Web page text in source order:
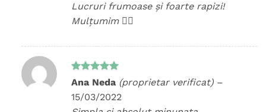
Lucruri frumoase și foarte rapizi!
Mulțumim 👍🏻
Evaluat la
Ana Neda (proprietar verificat) –
15/03/2022